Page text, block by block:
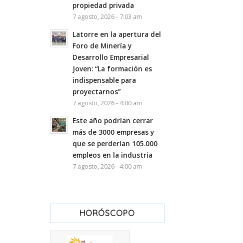
propiedad privada
7 agosto, 2026 - 7:03 am
Latorre en la apertura del
Foro de Minería y
Desarrollo Empresarial
Joven: “La formación es
indispensable para
proyectarnos”
7 agosto, 2026 - 4:00 am
Este año podrían cerrar
más de 3000 empresas y
que se perderían 105.000
empleos en la industria
7 agosto, 2026 - 4:00 am
HORÓSCOPO